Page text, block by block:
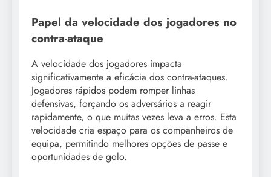
Papel da velocidade dos jogadores no
contra-ataque
A velocidade dos jogadores impacta
significativamente a eficácia dos contra-ataques.
Jogadores rápidos podem romper linhas
defensivas, forçando os adversários a reagir
rapidamente, o que muitas vezes leva a erros. Esta
velocidade cria espaço para os companheiros de
equipa, permitindo melhores opções de passe e
oportunidades de golo.